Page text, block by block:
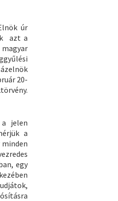
úr
azt a
20-
jelen
a
egy